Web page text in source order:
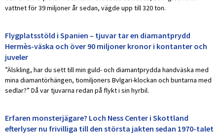
vattnet för 39 miljoner år sedan, vägde upp till 320 ton.
Flygplatsstöld i Spanien – tjuvar tar en diamantprydd
Hermès-väska och över 90 miljoner kronor i kontanter och
juveler
”Älskling, har du sett till min guld- och diamantprydda handväska med
mina diamantörhängen, tiomiljoners Bvlgari-klockan och buntarna med
sedlar?” Då var tjuvarna redan på flykt i sin hyrbil.
Erfaren monsterjägare? Loch Ness Center i Skottland
efterlyser nu frivilliga till den största jakten sedan 1970-talet